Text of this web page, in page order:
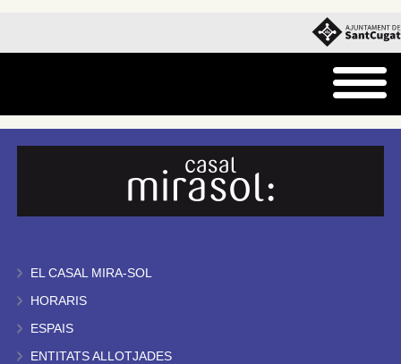
EL CASAL MIRA-SOL
HORARIS
ESPAIS
ENTITATS ALLOTJADES